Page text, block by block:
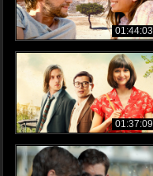
01:44:03
01:37:09